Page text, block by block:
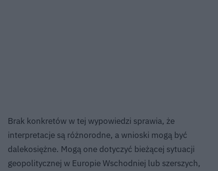
Brak konkretów w tej wypowiedzi sprawia, że
interpretacje są różnorodne, a wnioski mogą być
dalekosiężne. Mogą one dotyczyć bieżącej sytuacji
geopolitycznej w Europie Wschodniej lub szerszych,